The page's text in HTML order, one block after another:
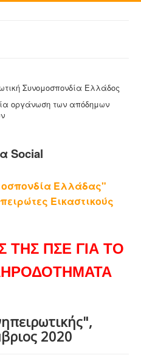
Συνομοσπονδία Ελλάδος
οργάνωση των απόδημων
Social
Ελλάδας"
Εικαστικούς
ΤΗΣ ΠΣΕ ΓΙΑ ΤΟ
2020